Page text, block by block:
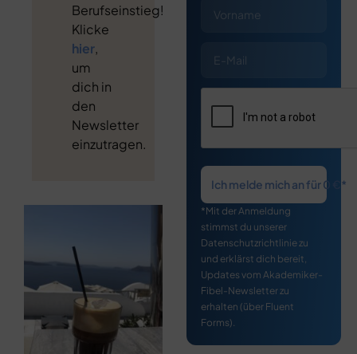
Berufseinstieg!
Klicke
hier,
um
dich in
den
Newsletter
einzutragen.
Ich melde mich an für 0 €*
*Mit der Anmeldung
stimmst du unserer
Datenschutzrichtlinie zu
und erklärst dich bereit,
Updates vom Akademiker-
Fibel-Newsletter zu
erhalten (über Fluent
Forms).